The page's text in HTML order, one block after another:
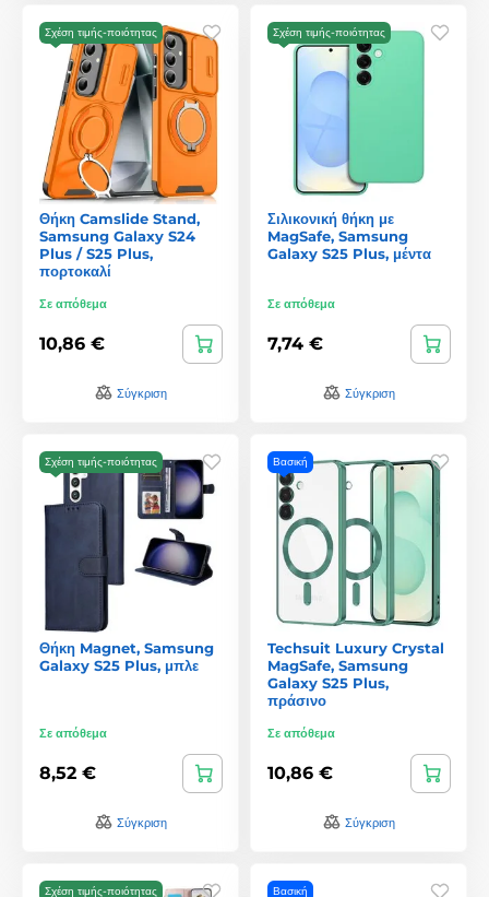
Σχέση τιμής-ποιότητας
Θήκη Camslide Stand,
Samsung Galaxy S24
Plus / S25 Plus,
πορτοκαλί
Σε απόθεμα
10,86 €
Σύγκριση
Σχέση τιμής-ποιότητας
Σιλικονική θήκη με
MagSafe, Samsung
Galaxy S25 Plus, μέντα
Σε απόθεμα
7,74 €
Σύγκριση
Σχέση τιμής-ποιότητας
Θήκη Magnet, Samsung
Galaxy S25 Plus, μπλε
Σε απόθεμα
8,52 €
Σύγκριση
Βασική
Techsuit Luxury Crystal
MagSafe, Samsung
Galaxy S25 Plus,
πράσινο
Σε απόθεμα
10,86 €
Σύγκριση
Σχέση τιμής-ποιότητας Βασική